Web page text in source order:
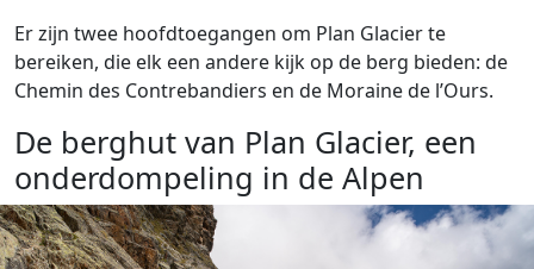
Er zijn twee hoofdtoegangen om Plan Glacier te
bereiken, die elk een andere kijk op de berg bieden: de
Chemin des Contrebandiers en de Moraine de l’Ours.
De berghut van Plan Glacier, een
onderdompeling in de Alpen